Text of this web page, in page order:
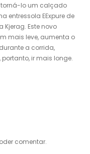
torná-lo um calçado
entressola EExpure de
Este novo
mais leve, aumenta o
a corrida,
ir mais longe.
comentar.